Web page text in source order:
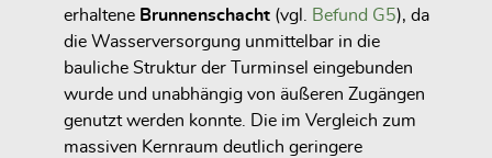
erhaltene Brunnenschacht (vgl. Befund G5), da
die Wasserversorgung unmittelbar in die
bauliche Struktur der Turminsel eingebunden
wurde und unabhängig von äußeren Zugängen
genutzt werden konnte. Die im Vergleich zum
massiven Kernraum deutlich geringere